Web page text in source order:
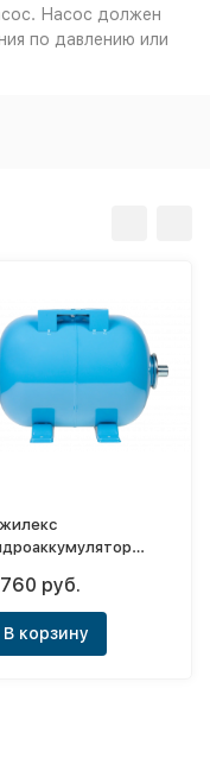
Насос должен
по давлению или
(Снят с
руб.
В корзину